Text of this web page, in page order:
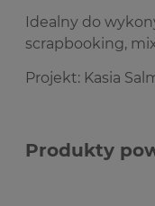
Idealny do
scrapbooking,
Projekt: Kasia
Produkty